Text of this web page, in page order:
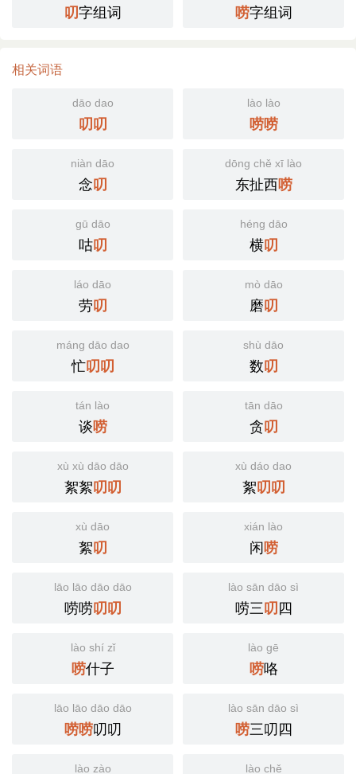
叨字组词 唠字组词
相关词语
dāo dao
叨叨
lào lào
唠唠
niàn dāo
念叨
dōng chě xī lào
东扯西唠
gū dāo
咕叨
héng dāo
横叨
láo dāo
劳叨
mò dāo
磨叨
máng dāo dao
忙叨叨
shù dāo
数叨
tán lào
谈唠
tān dāo
贪叨
xù xù dāo dāo
絮絮叨叨
xù dáo dao
絮叨叨
xù dāo
絮叨
xián lào
闲唠
lāo lāo dāo dāo
唠唠叨叨
lào sān dāo sì
唠三叨四
lào shí zǐ
唠什子
lào gē
唠咯
lāo lāo dāo dāo
唠唠叨叨
lào sān dāo sì
唠三叨四
lào zào lào chě